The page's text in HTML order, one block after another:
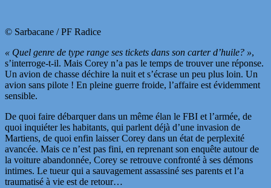
© Sarbacane / PF Radice
« Quel genre de type range ses tickets dans son carter d’huile? »,
s’interroge-t-il. Mais Corey n’a pas le temps de trouver une réponse.
Un avion de chasse déchire la nuit et s’écrase un peu plus loin. Un
avion sans pilote ! En pleine guerre froide, l’affaire est évidemment
sensible.
De quoi faire débarquer dans un même élan le FBI et l’armée, de
quoi inquiéter les habitants, qui parlent déjà d’une invasion de
Martiens, de quoi enfin laisser Corey dans un état de perplexité
avancée. Mais ce n’est pas fini, en reprenant son enquête autour de
la voiture abandonnée, Corey se retrouve confronté à ses démons
intimes. Le tueur qui a sauvagement assassiné ses parents et l’a
traumatisé à vie est de retour…